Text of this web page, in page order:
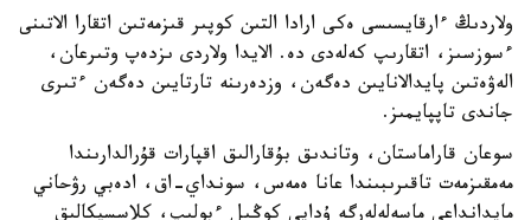
ولاردىڭ ءارقايسىسى ەكى ارادا التىن كوپىر قىزمەتىن اتقارا الاتىنى
ءسوزسىز، اتقارىپ كەلەدى دە. الايدا ولاردى ىزدەپ وتىرعان،
الەۋەتىن پايدالانايىن دەگەن، وزدەرىنە تارتايىن دەگەن ءتىرى
جاندى تاپپايمىز.
سوعان قاراماستان، وتاندىق بۇقارالىق اقپارات قۇرالدارىندا
مەمقىزمەت تاقىرىبىندا عانا ەمەس، سونداي-اق، ادەبي رۋحاني